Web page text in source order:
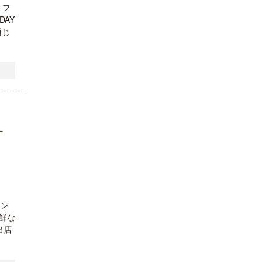
フ
な
店